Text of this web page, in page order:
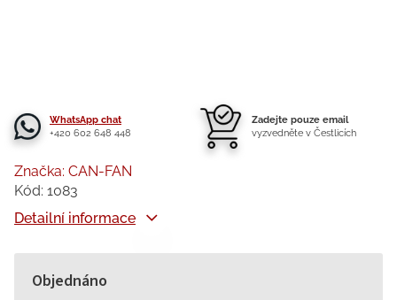
WhatsApp chat
+420 602 648 448
Zadejte pouze email
vyzvedněte v Čestlicích
Objednáno
Detailní informace
Značka: CAN-FAN
Kód: 1083